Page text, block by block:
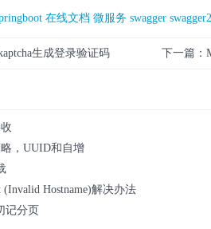
在线文档 微服务 swagger swagger2
生成登录验证码 下一篇：
，UUID和自增
(Invalid Hostname)解决办法
记分页